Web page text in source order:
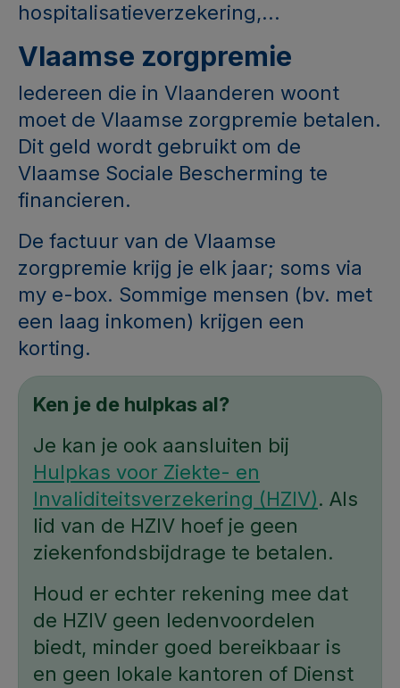
hospitalisatieverzekering,...
Vlaamse zorgpremie
Iedereen die in Vlaanderen woont
moet de Vlaamse zorgpremie betalen.
Dit geld wordt gebruikt om de
Vlaamse Sociale Bescherming te
financieren.
De factuur van de Vlaamse
zorgpremie krijg je elk jaar; soms via
my e-box. Sommige mensen (bv. met
een laag inkomen) krijgen een
korting.
Ken je de hulpkas al?
Je kan je ook aansluiten bij
Hulpkas voor Ziekte- en
Invaliditeitsverzekering (HZIV). Als
lid van de HZIV hoef je geen
ziekenfondsbijdrage te betalen.
Houd er echter rekening mee dat
de HZIV geen ledenvoordelen
biedt, minder goed bereikbaar is
en geen lokale kantoren of Dienst